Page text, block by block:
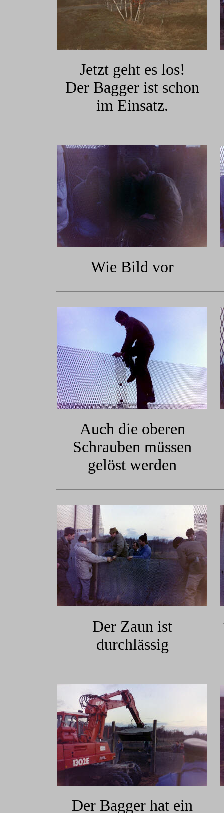
Jetzt geht es los!
Der Bagger ist schon
im Einsatz.
Wie Bild vor
Auch die oberen
Schrauben müssen
gelöst werden
Der Zaun ist
durchlässig
Der Bagger hat ein